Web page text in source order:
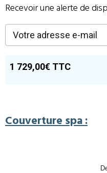
Recevoir une alerte de
1 729,00€ TTC
Couverture spa :